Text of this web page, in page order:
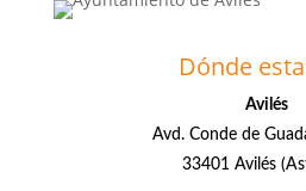
Dónde
Avilés
Avd. Conde de
33401 Avilés